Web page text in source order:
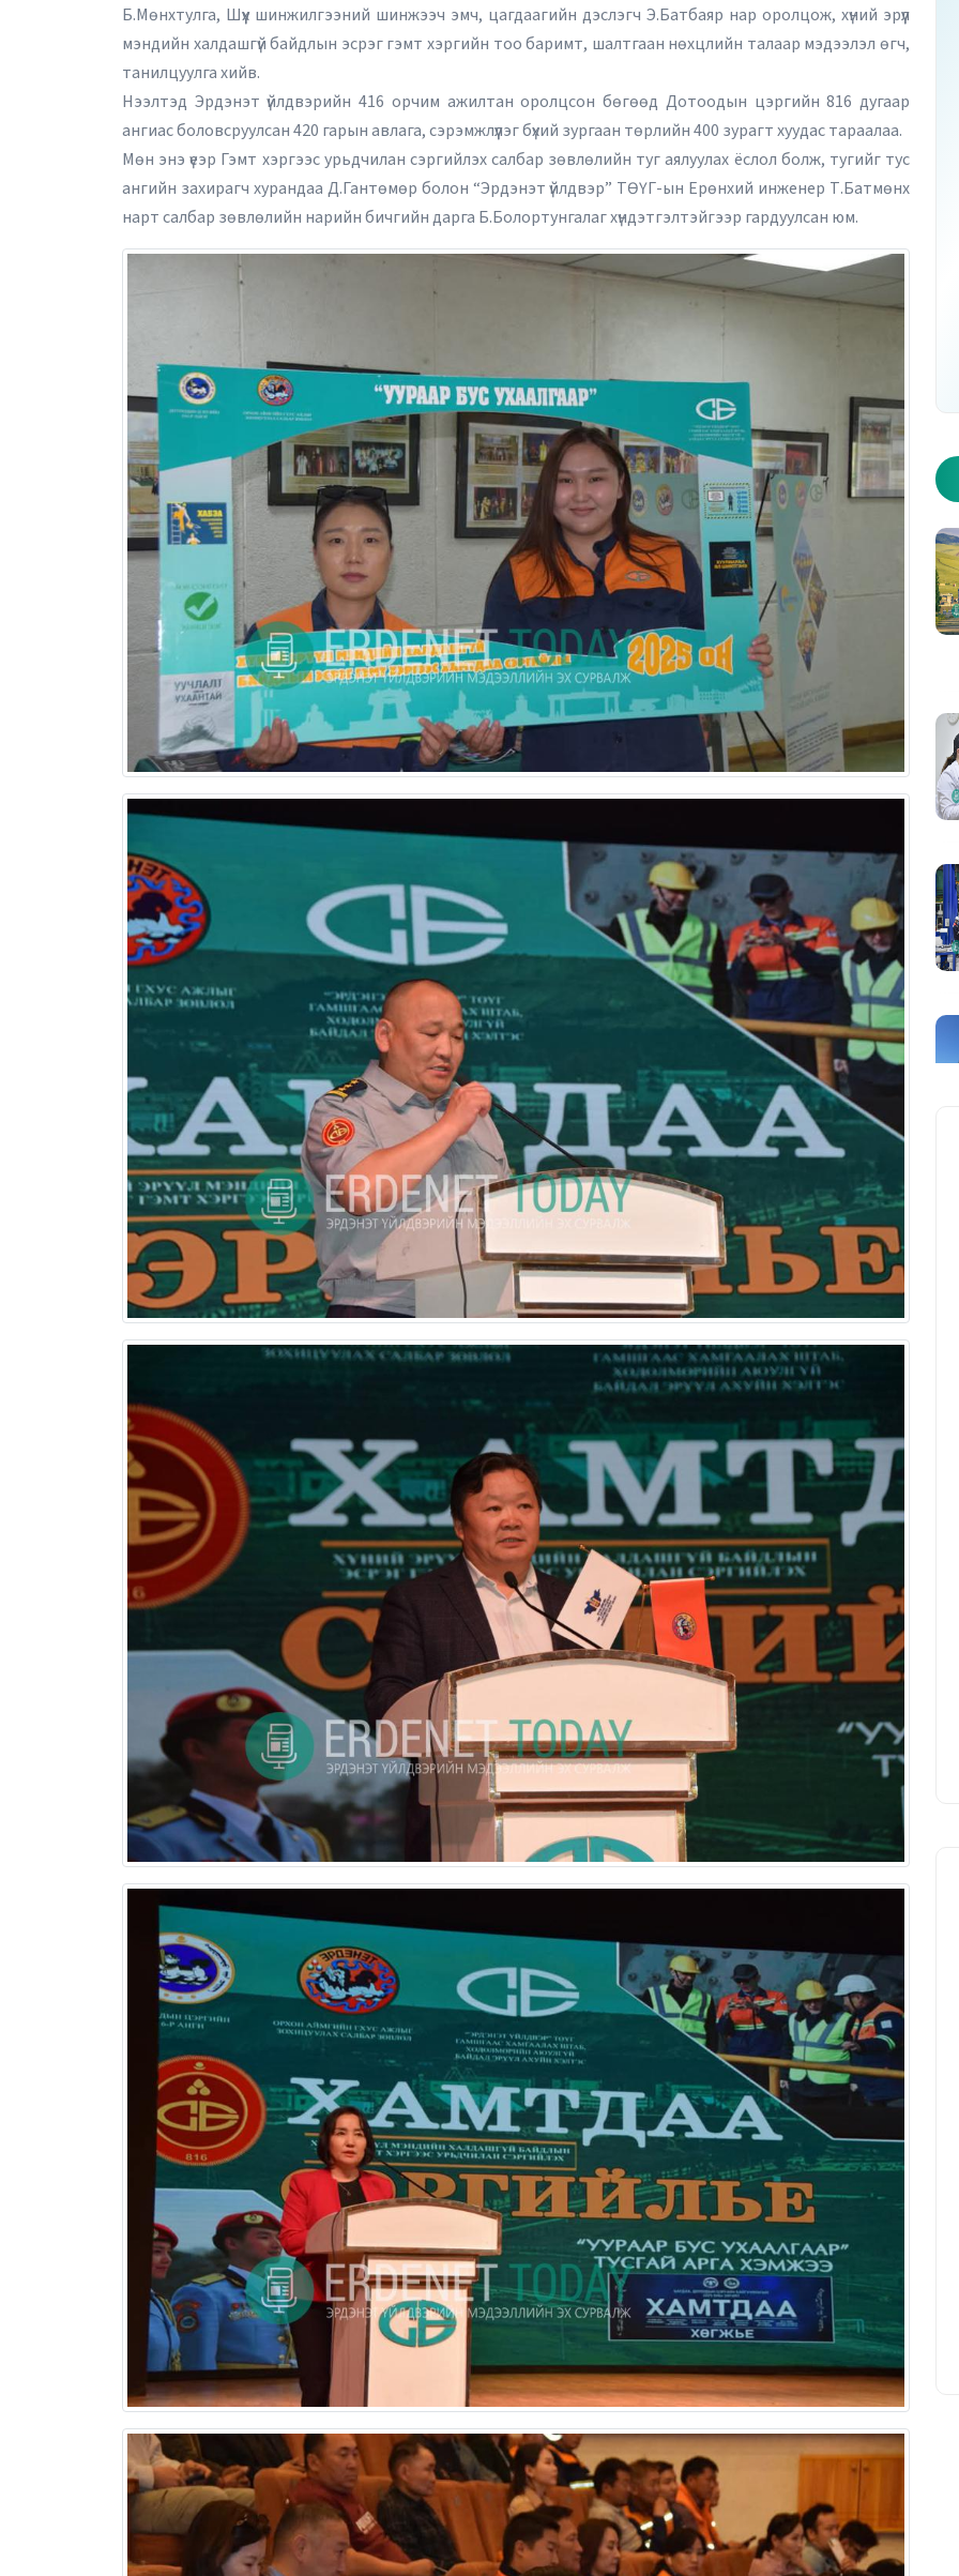
Б.Мөнхтулга, Шүүх шинжилгээний шинжээч эмч, цагдаагийн дэслэгч Э.Батбаяр нар оролцож, хүний эрүүл
мэндийн халдашгүй байдлын эсрэг гэмт хэргийн тоо баримт, шалтгаан нөхцлийн талаар мэдээлэл өгч,
танилцуулга хийв.
Нээлтэд Эрдэнэт үйлдвэрийн 416 орчим ажилтан оролцсон бөгөөд Дотоодын цэргийн 816 дугаар
ангиас боловсруулсан 420 гарын авлага, сэрэмжлүүлэг бүхий зургаан төрлийн 400 зурагт хуудас тараалаа.
Мөн энэ үеэр Гэмт хэргээс урьдчилан сэргийлэх салбар зөвлөлийн туг аялуулах ёслол болж, тугийг тус
ангийн захирагч хурандаа Д.Гантөмөр болон “Эрдэнэт үйлдвэр” ТӨҮГ-ын Ерөнхий инженер Т.Батмөнх
нарт салбар зөвлөлийн нарийн бичгийн дарга Б.Болортунгалаг хүндэтгэлтэйгээр гардуулсан юм.
2026 оны 10 дугаар дугаар - Хуудас 1 2026 оны 10 дугаар дугаар -
Эрдэнэт үйлдвэрийн эрчим хүч-
найдвартай байдал, ирээдүйн
хөгжлийн үндэс
Т.Батчулуун 23/04/2026
Уурхайн ирээдүйг тооцоологч
инженер
Т.Батчулуун 20/03/2026